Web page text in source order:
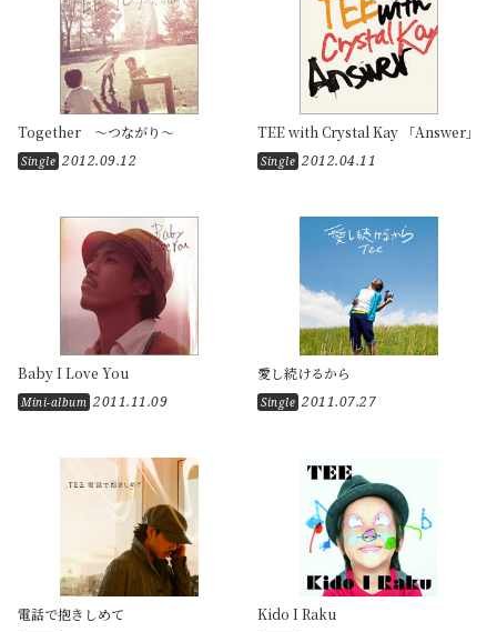
Together ～つながり～
Single 2012.09.12
TEE with Crystal Kay 「Answer」
Single 2012.04.11
Baby I Love You
Mini-album 2011.11.09
愛し続けるから
Single 2011.07.27
電話で抱きしめて Kido I Raku